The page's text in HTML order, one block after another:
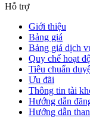
Hỗ trợ
Giới thiệu
Bảng giá
Bảng giá dịch
Quy chế hoạt
Tiêu chuẩn
Ưu đãi
Thông tin tài
Hướng dẫn
Hướng dẫn